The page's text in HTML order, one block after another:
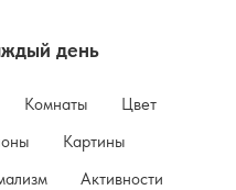
день
Комнаты
Цвет
Картины
Активности